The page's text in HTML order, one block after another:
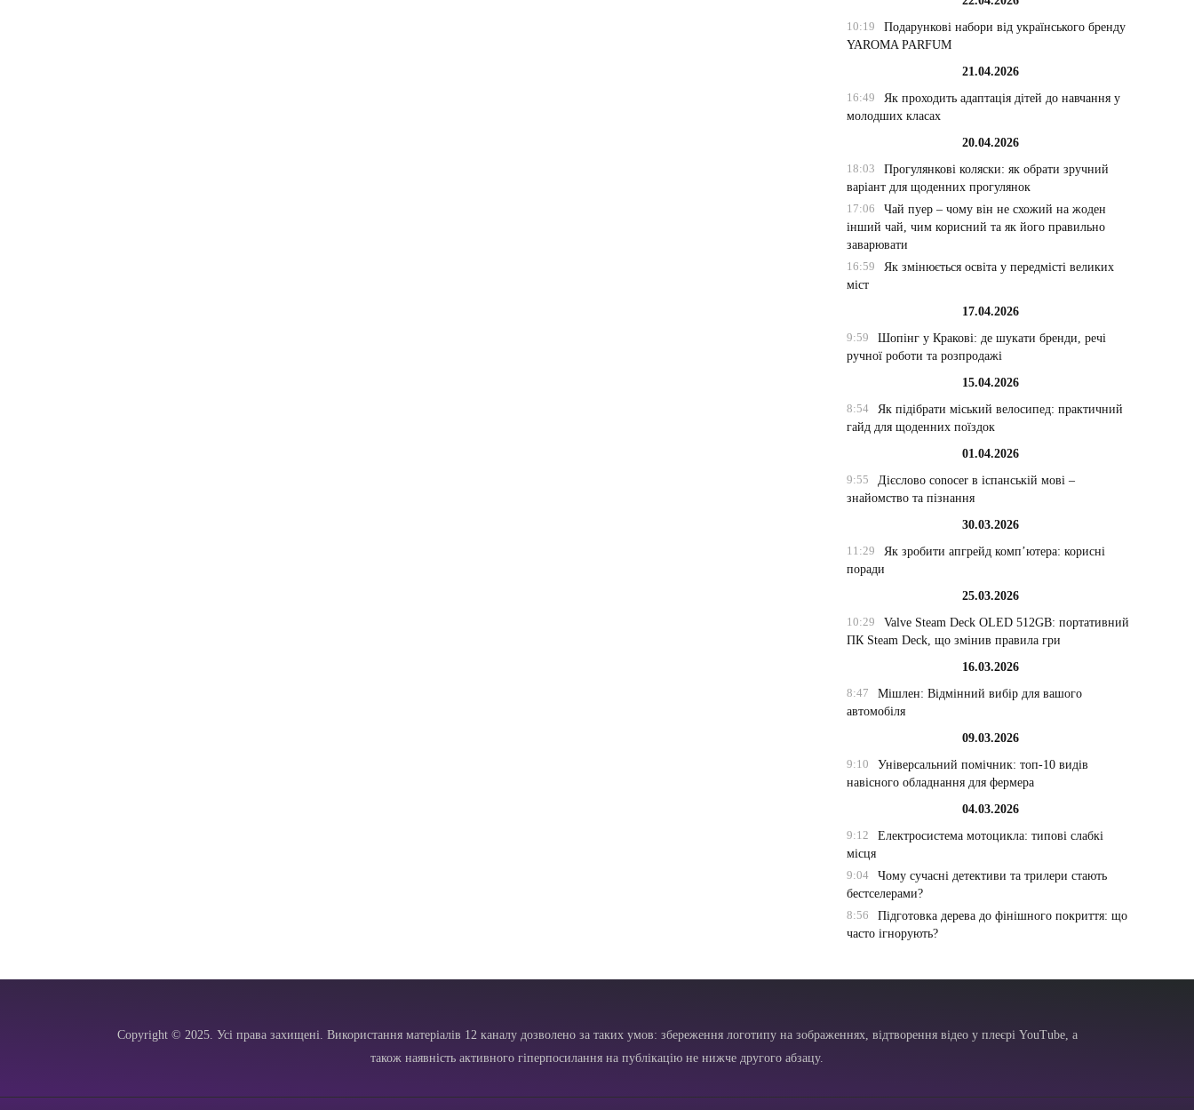
10:19
Подарункові набори від українського бренду
YAROMA PARFUM
21.04.2026
16:49
Як проходить адаптація дітей до навчання у
молодших класах
20.04.2026
18:03
Прогулянкові коляски: як обрати зручний
варіант для щоденних прогулянок
17:06
Чай пуер – чому він не схожий на жоден
інший чай, чим корисний та як його правильно
заварювати
16:59
Як змінюється освіта у передмісті великих
міст
17.04.2026
9:59
Шопінг у Кракові: де шукати бренди, речі
ручної роботи та розпродажі
15.04.2026
8:54
Як підібрати міський велосипед: практичний
гайд для щоденних поїздок
01.04.2026
9:55
Дієслово conocer в іспанській мові –
знайомство та пізнання
30.03.2026
11:29
Як зробити апгрейд комп’ютера: корисні
поради
25.03.2026
10:29
Valve Steam Deck OLED 512GB: портативний
ПК Steam Deck, що змінив правила гри
16.03.2026
8:47
Мішлен: Відмінний вибір для вашого
автомобіля
09.03.2026
9:10
Універсальний помічник: топ-10 видів
навісного обладнання для фермера
04.03.2026
9:12
Електросистема мотоцикла: типові слабкі
місця
9:04
Чому сучасні детективи та трилери стають
бестселерами?
8:56
Підготовка дерева до фінішного покриття: що
часто ігнорують?
Copyright © 2025. Усі права захищені. Використання матеріалів 12 каналу дозволено за таких умов: збереження логотипу на зображеннях, відтворення відео у плеєрі YouTube, а
також наявність активного гіперпосилання на публікацію не нижче другого абзацу.